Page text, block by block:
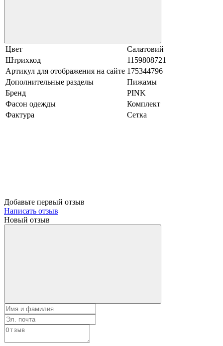
Цвет
Салатовий
Штрихкод
1159808721
Артикул для отображения на сайте 175344796
Дополнительные разделы
Пижамы
Бренд
PINK
Фасон одежды
Комплект
Фактура
Сетка
Добавьте первый отзыв
Написать отзыв
Новый отзыв